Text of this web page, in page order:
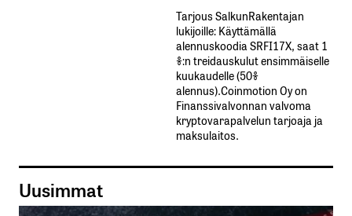
Tarjous SalkunRakentajan
lukijoille: Käyttämällä​ ​
alennuskoodia​ ​SRFI17X,​ ​saat​ ​1
%:n treidauskulut​ ​ensimmäiselle​ ​
kuukaudelle​ ​(50%​ ​
alennus).Coinmotion Oy on
Finanssivalvonnan valvoma
kryptovarapalvelun tarjoaja ja
maksulaitos.
Uusimmat